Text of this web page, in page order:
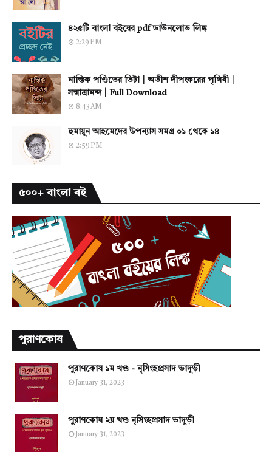
৪২৫টি বাংলা বইয়ের pdf ডাউনলোড লিঙ্ক
2:29 PM
নাস্তিক পণ্ডিতের ভিটা | অতীশ দীপংকরের পৃথিবী |
সন্মাত্রানন্দ | Full Download
8:43 AM
হুমায়ূন আহমেদের উপন্যাস সমগ্র ০১ থেকে ১৪
2:59 PM
৫০০+ বাংলা বই
পুরাণকোষ
পুরাণকোষ ১ম খণ্ড - নৃসিংহপ্রসাদ ভাদুড়ী
January 31, 2023
পুরাণকোষ ২য় খণ্ড নৃসিংহপ্রসাদ ভাদুড়ী
January 31, 2023